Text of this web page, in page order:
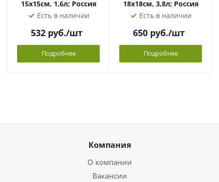
15х15см, 1,6л; Россия
Есть в наличии
532 руб./шт
Подробнее
18х18см, 3,8л; Россия
Есть в наличии
650 руб./шт
Подробнее
Компания
О компании
Вакансии